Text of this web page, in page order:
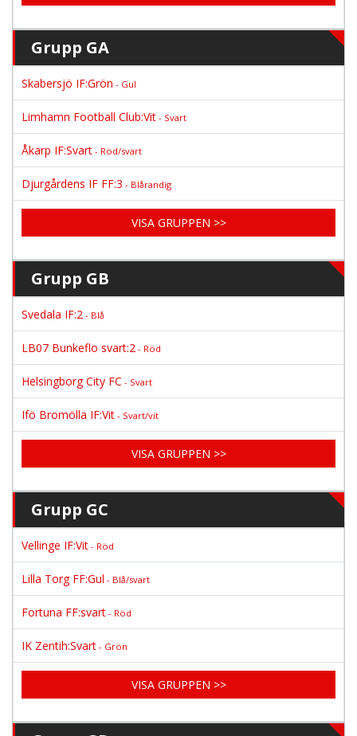
Grupp GA
Skabersjö IF:Grön - Gul
Limhamn Football Club:Vit - Svart
Åkarp IF:Svart - Röd/svart
Djurgårdens IF FF:3 - Blårandig
VISA GRUPPEN >>
Grupp GB
Svedala IF:2 - Blå
LB07 Bunkeflo svart:2 - Röd
Helsingborg City FC - Svart
Ifö Bromölla IF:Vit - Svart/vit
VISA GRUPPEN >>
Grupp GC
Vellinge IF:Vit - Röd
Lilla Torg FF:Gul - Blå/svart
Fortuna FF:svart - Röd
IK Zentih:Svart - Grön
VISA GRUPPEN >>